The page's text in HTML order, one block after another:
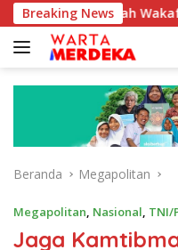
Langsung
ke
konten
Breaking News
Tanah Wakaf
Beranda Megapolitan
Megapolitan, Nasional, TNI/
Jaga